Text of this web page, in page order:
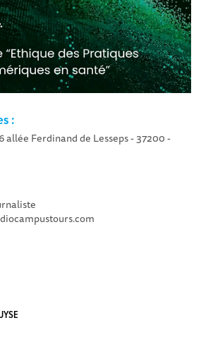
:
allée Ferdinand de Lesseps - 37200 -